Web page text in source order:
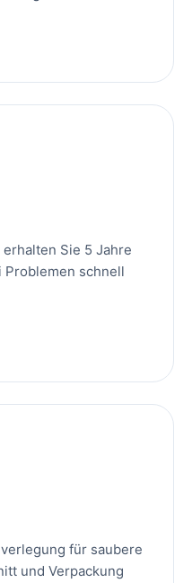
Sie 5 Jahre
Problemen schnell
für saubere
und Verpackung